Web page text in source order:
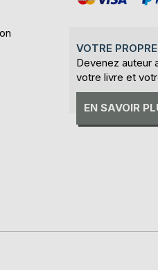
VOTRE
Devenez auteur
votre livre et
EN SAVOIR